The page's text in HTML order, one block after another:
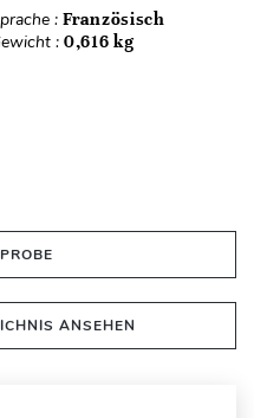
: Französisch
: 0,616 kg
ANSEHEN